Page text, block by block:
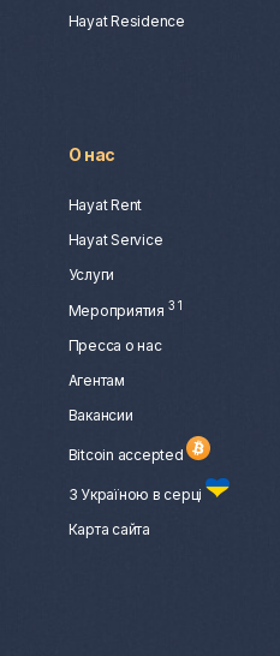
Hayat Residence
О нас
Hayat Rent
Hayat Service
Услуги
Мероприятия 3 1
Пресса о нас
Агентам
Вакансии
Bitcoin accepted
З Україною в серці
Карта сайта